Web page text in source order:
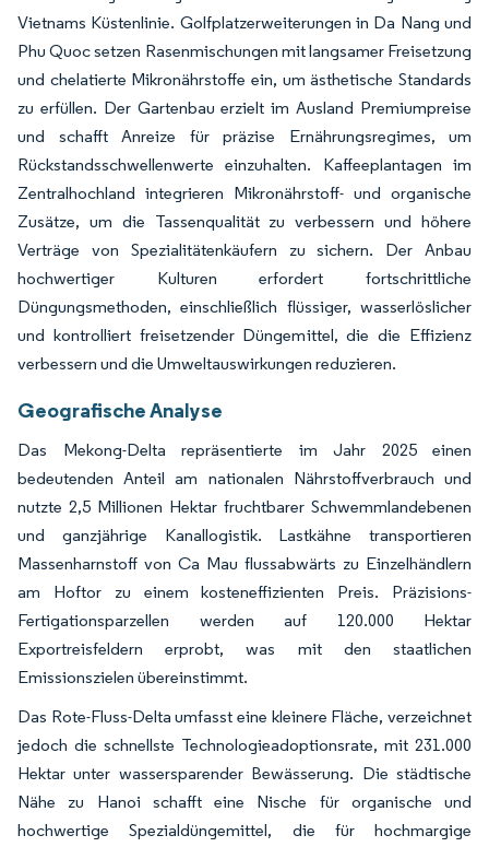
Vietnams Küstenlinie. Golfplatzerweiterungen in Da Nang und
Phu Quoc setzen Rasenmischungen mit langsamer Freisetzung
und chelatierte Mikronährstoffe ein, um ästhetische Standards
zu erfüllen. Der Gartenbau erzielt im Ausland Premiumpreise
und schafft Anreize für präzise Ernährungsregimes, um
Rückstandsschwellenwerte einzuhalten. Kaffeeplantagen im
Zentralhochland integrieren Mikronährstoff- und organische
Zusätze, um die Tassenqualität zu verbessern und höhere
Verträge von Spezialitätenkäufern zu sichern. Der Anbau
hochwertiger Kulturen erfordert fortschrittliche
Düngungsmethoden, einschließlich flüssiger, wasserlöslicher
und kontrolliert freisetzender Düngemittel, die die Effizienz
verbessern und die Umweltauswirkungen reduzieren.
Geografische Analyse
Das Mekong-Delta repräsentierte im Jahr 2025 einen
bedeutenden Anteil am nationalen Nährstoffverbrauch und
nutzte 2,5 Millionen Hektar fruchtbarer Schwemmlandebenen
und ganzjährige Kanallogistik. Lastkähne transportieren
Massenharnstoff von Ca Mau flussabwärts zu Einzelhändlern
am Hoftor zu einem kosteneffizienten Preis. Präzisions-
Fertigationsparzellen werden auf 120.000 Hektar
Exportreisfeldern erprobt, was mit den staatlichen
Emissionszielen übereinstimmt.
Das Rote-Fluss-Delta umfasst eine kleinere Fläche, verzeichnet
jedoch die schnellste Technologieadoptionsrate, mit 231.000
Hektar unter wassersparender Bewässerung. Die städtische
Nähe zu Hanoi schafft eine Nische für organische und
hochwertige Spezialdüngemittel, die für hochmargige